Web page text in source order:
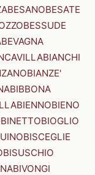
BESANOBESATE
BESSUDE
BEVAGNA
BIANCHI
BIANZE'
BIBBONA
BIENNOBIENO
BINETTOBIOGLIO
BISCEGLIE
BISUSCHIO
BIVONGI